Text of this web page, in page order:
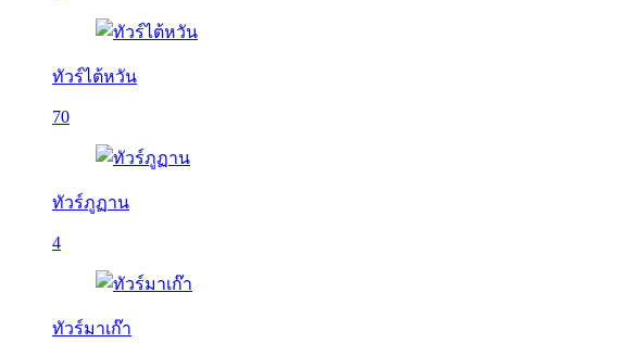
ทัวร์ไต้หวัน
70
ทัวร์ภูฏาน
4
ทัวร์มาเก๊า